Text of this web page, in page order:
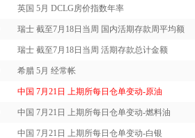
英国 5月 DCLG房价指数年率
瑞士 截至7月18日当周 国内活期存款周平均额
瑞士 截至7月18日当周 活期存款总计金额
希腊 5月 经常帐
中国 7月21日 上期所每日仓单变动-原油
中国 7月21日 上期所每日仓单变动-燃料油
中国 7月21日 上期所每日仓单变动-白银